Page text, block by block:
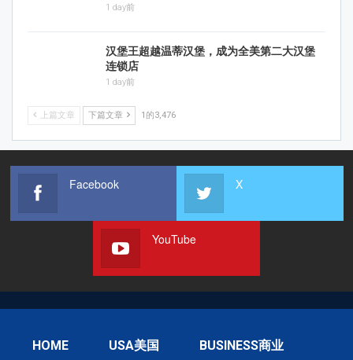
1 day前
汉堡王超越温蒂汉堡，成为全美第二大汉堡
连锁店
1 day前
上篇文章 下篇文章 1的3,476
Facebook X
YouTube
HOME USA美国 BUSINESS商业